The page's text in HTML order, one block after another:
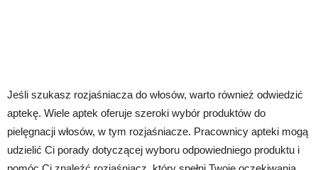
Jeśli szukasz rozjaśniacza do włosów, warto również odwiedzić
aptekę. Wiele aptek oferuje szeroki wybór produktów do
pielęgnacji włosów, w tym rozjaśniacze. Pracownicy apteki mogą
udzielić Ci porady dotyczącej wyboru odpowiedniego produktu i